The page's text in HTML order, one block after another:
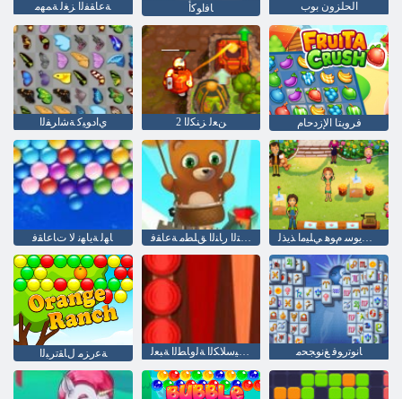
ﺔﻋﺎﻘﻔﻟﺍ ﺰﻐﻟ ﺔﻤﻬﻣ ﺎﻓﺍﻮﻛﺃ الحلزون بوب
ﻱﺍﺩﻮﻴﻛ ﺔﺷﺍﺮﻔﻟﺍ 2 ﻦﻌﻟ ﺰﻨﻜﻟﺍ فرويتا الإزدحام
ﺎﻬﻟ ﺔﻳﺎﻬﻧ ﻻ ﺕﺎﻋﺎﻘﻓ ﺎﻬﻟ ﺔﻳﺎﻬﻧ ﻻ ﻲﺘﻟﺍ ﺭﺎﻨﻟﺍ ﻖﻠﻄﻣ ﺔﻋﺎﻘﻓ ﻡﻮﻫ ﺖﻳﻮﺳ ﻡﻮﻫ ﻲﻠﻴﻣﺍ ﺬﻳﺬﻟ
ﺔﻋﺭﺰﻣ ﻝﺎﻘﺗﺮﺒﻟﺍ ﺔﻴﻜﻴﺳﻼ ﻜﻟﺍ ﺔﻟﻭﺎﻄﻟﺍ ﺔﺒﻌﻟ ﺎﻧﻮﺗﺭﻮﻓ ﻎﻧﻮﺠﺤﻣ